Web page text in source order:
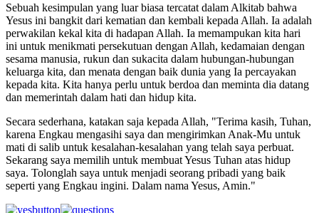
Sebuah kesimpulan yang luar biasa tercatat dalam Alkitab bahwa
Yesus ini bangkit dari kematian dan kembali kepada Allah. Ia adalah
perwakilan kekal kita di hadapan Allah. Ia memampukan kita hari
ini untuk menikmati persekutuan dengan Allah, kedamaian dengan
sesama manusia, rukun dan sukacita dalam hubungan-hubungan
keluarga kita, dan menata dengan baik dunia yang Ia percayakan
kepada kita. Kita hanya perlu untuk berdoa dan meminta dia datang
dan memerintah dalam hati dan hidup kita.
Secara sederhana, katakan saja kepada Allah, "Terima kasih, Tuhan,
karena Engkau mengasihi saya dan mengirimkan Anak-Mu untuk
mati di salib untuk kesalahan-kesalahan yang telah saya perbuat.
Sekarang saya memilih untuk membuat Yesus Tuhan atas hidup
saya. Tolonglah saya untuk menjadi seorang pribadi yang baik
seperti yang Engkau ingini. Dalam nama Yesus, Amin."